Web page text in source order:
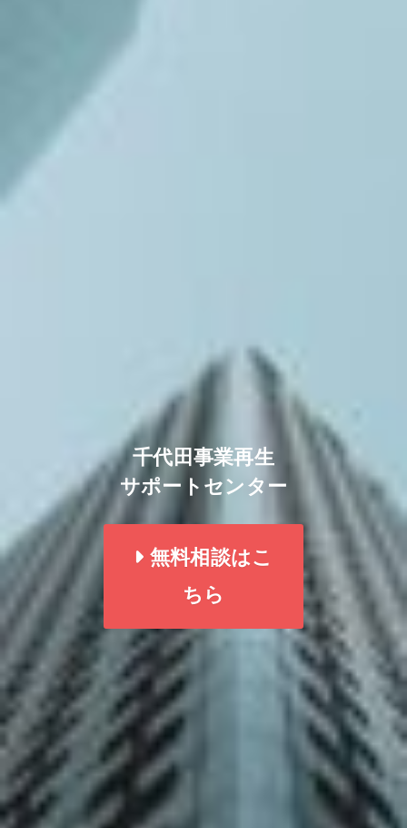
千代田事業再生
サポートセンター
無料相談はこ
ちら